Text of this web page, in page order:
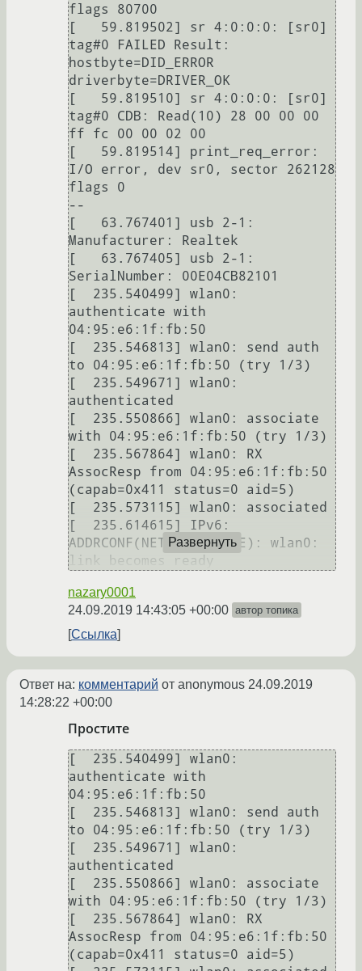
flags 80700
[   59.819502] sr 4:0:0:0: [sr0]
tag#0 FAILED Result:
hostbyte=DID_ERROR
driverbyte=DRIVER_OK
[   59.819510] sr 4:0:0:0: [sr0]
tag#0 CDB: Read(10) 28 00 00 00
ff fc 00 00 02 00
[   59.819514] print_req_error:
I/O error, dev sr0, sector 262128
flags 0
--
[   63.767401] usb 2-1:
Manufacturer: Realtek
[   63.767405] usb 2-1:
SerialNumber: 00E04CB82101
[  235.540499] wlan0:
authenticate with
04:95:e6:1f:fb:50
[  235.546813] wlan0: send auth
to 04:95:e6:1f:fb:50 (try 1/3)
[  235.549671] wlan0:
authenticated
[  235.550866] wlan0: associate
with 04:95:e6:1f:fb:50 (try 1/3)
[  235.567864] wlan0: RX
AssocResp from 04:95:e6:1f:fb:50
(capab=0x411 status=0 aid=5)
[  235.573115] wlan0: associated
[  235.614615] IPv6:
ADDRCONF(NETDEV_CHANGE): wlan0:
Развернуть
nazary0001
24.09.2019 14:43:05 +00:00 автор топика
Ссылка
Ответ на: комментарий от anonymous 24.09.2019
14:28:22 +00:00
Простите
[  235.540499] wlan0:
authenticate with
04:95:e6:1f:fb:50
[  235.546813] wlan0: send auth
to 04:95:e6:1f:fb:50 (try 1/3)
[  235.549671] wlan0:
authenticated
[  235.550866] wlan0: associate
with 04:95:e6:1f:fb:50 (try 1/3)
[  235.567864] wlan0: RX
AssocResp from 04:95:e6:1f:fb:50
(capab=0x411 status=0 aid=5)